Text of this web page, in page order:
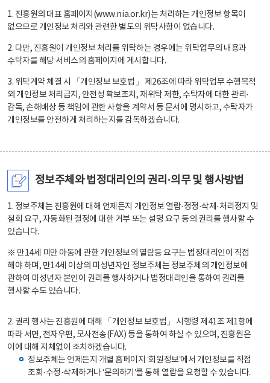
1. 진흥원의 대표 홈페이지(www.nia.or.kr)는 처리하는 개인정보 항목이
없으므로 개인정보 처리와 관련한 별도의 위탁사항이 없습니다.
2. 다만, 진흥원이 개인정보 처리를 위탁하는 경우에는 위탁업무의 내용과
수탁자를 해당 서비스의 홈페이지에 게시합니다.
3. 위탁계약 체결 시 「개인정보 보호법」 제26조에 따라 위탁업무 수행목적
외 개인정보 처리금지, 안전성 확보조치, 재위탁 제한, 수탁자에 대한 관리·
감독, 손해배상 등 책임에 관한 사항을 계약서 등 문서에 명시하고, 수탁자가
개인정보를 안전하게 처리하는지를 감독하겠습니다.
정보주체와 법정대리인의 권리·의무 및 행사방법
1. 정보주체는 진흥원에 대해 언제든지 개인정보 열람·정정·삭제·처리정지 및
철회 요구, 자동화된 결정에 대한 거부 또는 설명 요구 등의 권리를 행사할 수
있습니다.
※ 만14세 미만 아동에 관한 개인정보의 열람등 요구는 법정대리인이 직접
해야 하며, 만14세 이상의 미성년자인 정보주체는 정보주체의 개인정보에
관하여 미성년자 본인이 권리를 행사하거나 법정대리인을 통하여 권리를
행사할 수도 있습니다.
2. 권리 행사는 진흥원에 대해 「개인정보 보호법」 시행령 제41조 제1항에
따라 서면, 전자우편, 모사전송(FAX) 등을 통하여 하실 수 있으며, 진흥원은
이에 대해 지체없이 조치하겠습니다.
정보주체는 언제든지 개별 홈페이지 ‘회원정보’에서 개인정보를 직접
조회·수정·삭제하거나 ‘문의하기’를 통해 열람을 요청할 수 있습니다.